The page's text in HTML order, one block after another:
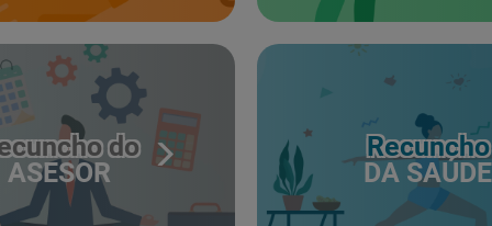
do
ASESOR
Recuncho
DA SAÚDE